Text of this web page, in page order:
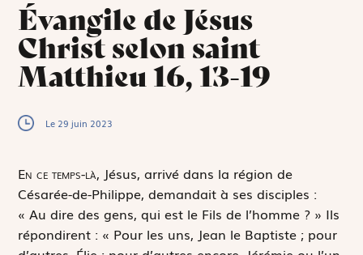
Évangile de Jésus
Christ selon saint
Matthieu 16, 13-19
Le 29 juin 2023
En ce temps-là, Jésus, arrivé dans la région de
Césarée-de-Philippe, demandait à ses disciples :
« Au dire des gens, qui est le Fils de l’homme ? » Ils
répondirent : « Pour les uns, Jean le Baptiste ; pour